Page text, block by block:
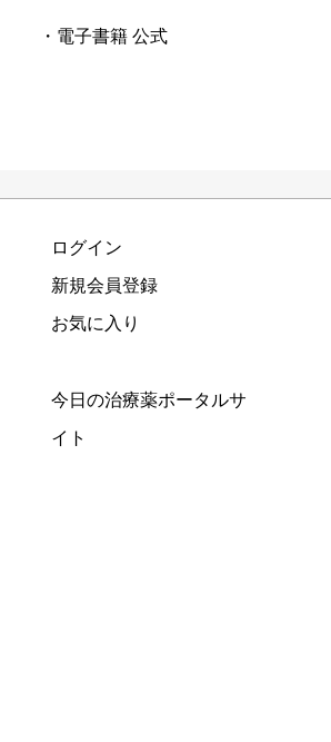
・電子書籍 公式
ログイン
新規会員登録
お気に入り
今日の治療薬ポータルサ
イト